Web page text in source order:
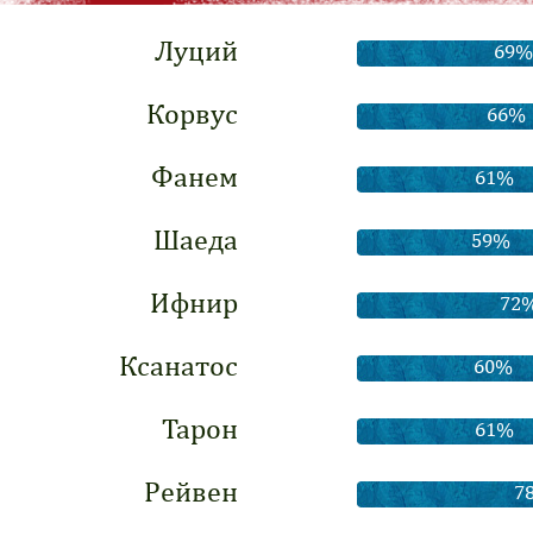
Луций 69%
Корвус 66%
Фанем 61%
Шаеда 59%
Ифнир
Ксанатос 60%
Тарон 61%
Рейвен